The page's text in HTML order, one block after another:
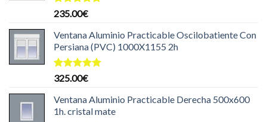
Valorado
de 5
235.00€
Ventana Aluminio Practicable Oscilobatiente Con
Persiana (PVC) 1000X1155 2h
Valorado
de 5
325.00€
Ventana Aluminio Practicable Derecha 500x600
1h. cristal mate